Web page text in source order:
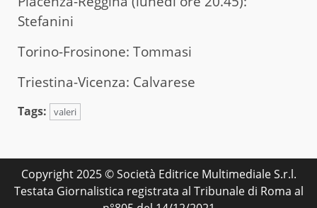
Stefanini
Torino-Frosinone: Tommasi
Triestina-Vicenza: Calvarese
Tags: valeri
Copyright 2025 © Società Editrice Multimediale S.r.l.
Testata Giornalistica registrata al Tribunale di Roma al